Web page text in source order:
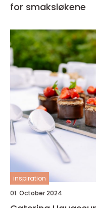
for smaksløkene
inspiration
01. October 2024